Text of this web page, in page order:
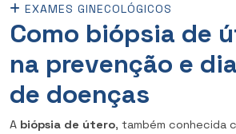
EXAMES GINECOLÓGICOS
Como biópsia de
na prevenção e
de doenças
A biópsia de útero, também conhecida